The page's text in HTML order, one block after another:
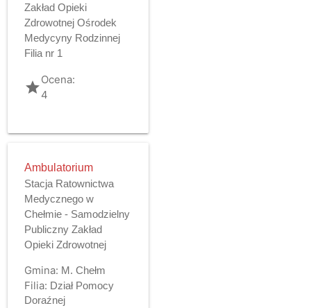
Zakład Opieki
Zdrowotnej Ośrodek
Medycyny Rodzinnej
Filia nr 1
gradeOcena:
4
Ambulatorium
Stacja Ratownictwa
Medycznego w
Chełmie - Samodzielny
Publiczny Zakład
Opieki Zdrowotnej
Gmina: M. Chełm
Filia: Dział Pomocy
Doraźnej